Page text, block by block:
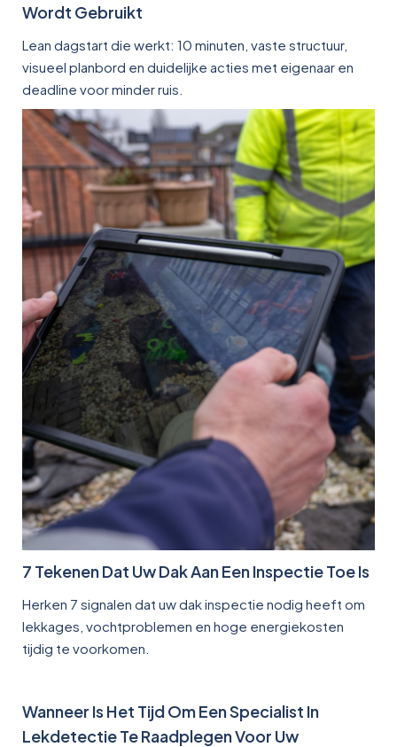
Wordt Gebruikt
Lean dagstart die werkt: 10 minuten, vaste structuur,
visueel planbord en duidelijke acties met eigenaar en
deadline voor minder ruis.
7 Tekenen Dat Uw Dak Aan Een Inspectie Toe Is
Herken 7 signalen dat uw dak inspectie nodig heeft om
lekkages, vochtproblemen en hoge energiekosten
tijdig te voorkomen.
Wanneer Is Het Tijd Om Een Specialist In
Lekdetectie Te Raadplegen Voor Uw